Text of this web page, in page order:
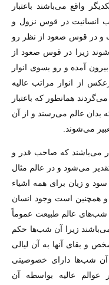
واقع می‌باشند باعتبار
انسانیت در قوس نزول و
و در قوس صعود از نظر رو
زیرا در قوس صعود از
آمده و رو بسوی انوار
از انوار مراتب عالیه
همانطور که باعتبار
عالم می‌رسند و از آن
می‌شوند.
می‌باشند که صاحب قدر و
تقدیر می‌شود و در عالم مثال
و زیان برای همه اشیاء
و همچنین است وجود انسان
شب‌های عالم طبیعت عموماً
زیرا آن شب‌ها حکم
و بقای آنها به آن لیالی
شب‌ها دارای خصوصیتی
عالیه بواسطه آن